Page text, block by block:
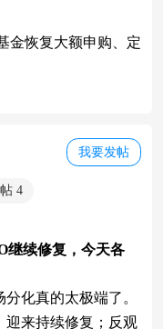
金恢复大额申购、定
我要发帖
4
继续修复，今天各
化真的太极端了。
迎来持续修复；反观